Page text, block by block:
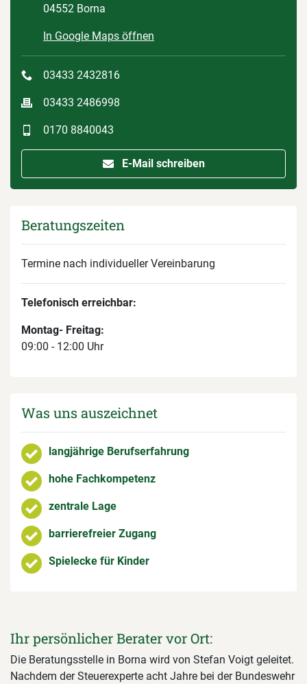
04552 Borna
In Google Maps öffnen
03433 2432816
03433 2486998
0170 8840043
E-Mail schreiben
Beratungszeiten
Termine nach individueller Vereinbarung
Telefonisch erreichbar:
Montag- Freitag:
09:00 - 12:00 Uhr
Was uns auszeichnet
langjährige Berufserfahrung
hohe Fachkompetenz
zentrale Lage
barrierefreier Zugang
Spielecke für Kinder
Ihr persönlicher Berater vor Ort:
Die Beratungsstelle in Borna wird von Stefan Voigt geleitet.
Nachdem der Steuerexperte acht Jahre bei der Bundeswehr